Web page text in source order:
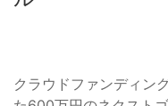
クラウドファンディン